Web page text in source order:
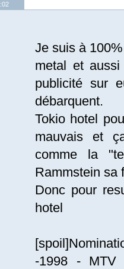
Je suis à
metal et
publicité sur
débarquent.
Tokio hotel
mauvais et
comme la
Rammstein sa
Donc pour
hotel
-1998 - MTV